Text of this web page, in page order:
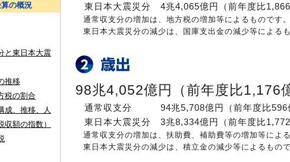
の概況
と東日本大震
推移
税の割合
成、推移、人
収額の指数）
東日本大震災分 4兆4,065億円（前年度比1,866
通常収支分の増加は、地方税の増加等によるものです。
東日本大震災分の減少は、国庫支出金の減少等によるも
98兆4,052億円（前年度比1,176
通常収支分 94兆5,708億円（前年度比596
東日本大震災分 3兆8,334億円（前年度比1,772
通常収支分の増加は、扶助費、補助費等の増加等による
東日本大震災分の減少は、積立金の減少等によるもので